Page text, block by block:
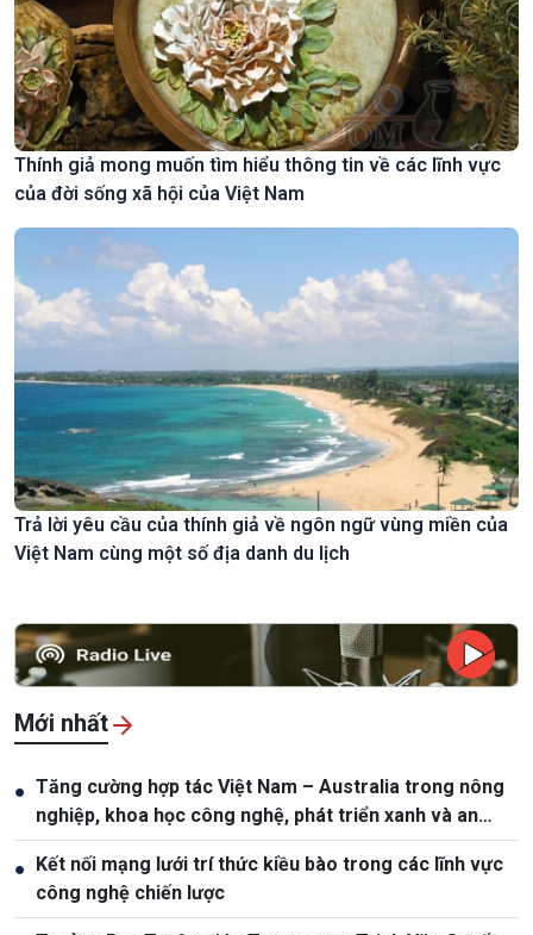
Thính giả mong muốn tìm hiểu thông tin về các lĩnh vực
của đời sống xã hội của Việt Nam
Trả lời yêu cầu của thính giả về ngôn ngữ vùng miền của
Việt Nam cùng một số địa danh du lịch
Mới nhất
● Tăng cường hợp tác Việt Nam – Australia trong nông
nghiệp, khoa học công nghệ, phát triển xanh và an
ninh lương thực
● Kết nối mạng lưới trí thức kiều bào trong các lĩnh vực
công nghệ chiến lược